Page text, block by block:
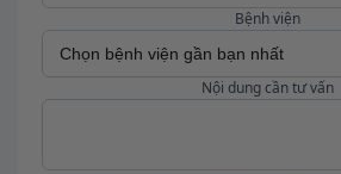
Bệnh viện
Nội dung cần tư vấn